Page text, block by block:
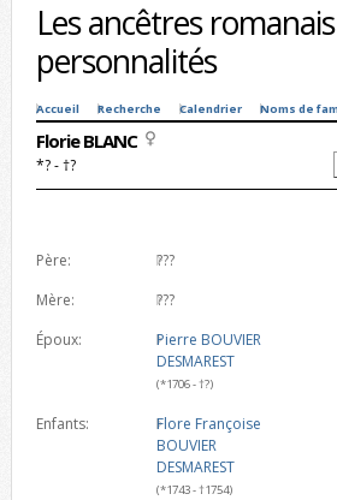
Les ancêtres
personnalités
Accueil Recherche Calendrier Noms de
Florie BLANC
*? - †?
Père:
???
Mère:
???
Époux:
Pierre BOUVIER
DESMAREST
(*1706 - †?)
Enfants:
Flore Françoise
BOUVIER
DESMAREST
(*1743 - †1754)